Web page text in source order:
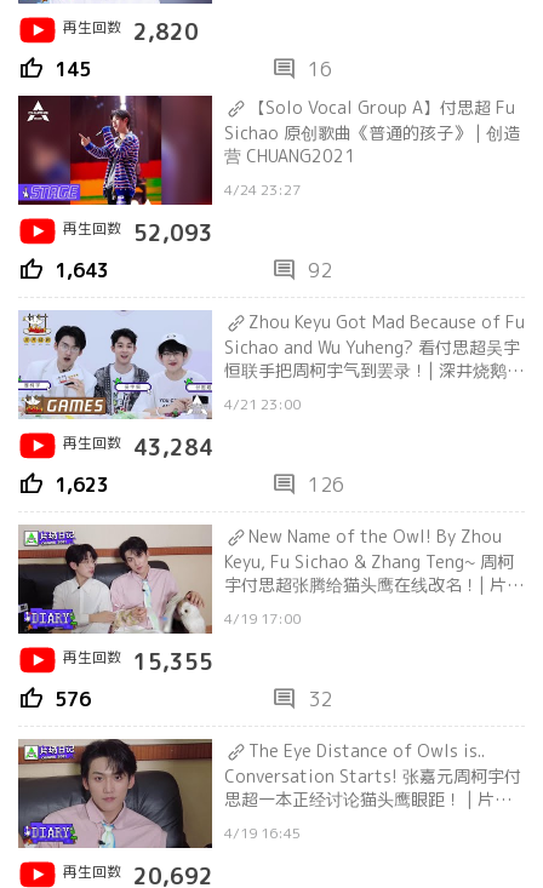
再生回数
2,820
thumb_up 145 comment 16
【Solo Vocal Group A】付思超 Fu
Sichao 原创歌曲《普通的孩子》 | 创造
营 CHUANG2021
4/24 23:27
再生回数
52,093
thumb_up 1,643 comment 92
Zhou Keyu Got Mad Because of Fu
Sichao and Wu Yuheng? 看付思超吴宇
恒联手把周柯宇气到罢录！| 深井烧鹅
4/21 23:00
再生回数
43,284
thumb_up 1,623 comment 126
New Name of the Owl! By Zhou
Keyu, Fu Sichao & Zhang Teng~ 周柯
宇付思超张腾给猫头鹰在线改名！| 片场
4/19 17:00
再生回数
15,355
thumb_up 576 comment 32
The Eye Distance of Owls is..
Conversation Starts! 张嘉元周柯宇付
思超一本正经讨论猫头鹰眼距！ | 片场
4/19 16:45
再生回数
20,692